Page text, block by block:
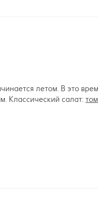
летом. В это
Классический салат: